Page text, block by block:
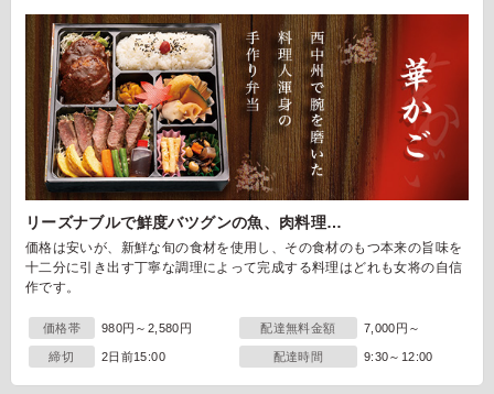
リーズナブルで鮮度バツグンの魚、肉料理…
価格は安いが、新鮮な旬の食材を使用し、その食材のもつ本来の旨味を
十二分に引き出す丁寧な調理によって完成する料理はどれも女将の自信
作です。
価格帯 980円～2,580円 配達無料金額 7,000円～
締切 2日前15:00 配達時間 9:30～12:00